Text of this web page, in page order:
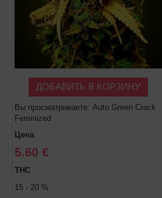
ДОБАВИТЬ В КОРЗИНУ
Вы просматриваете: Auto Green Crack
Feminized
Цена
5.60 €
THC
15 - 20 %